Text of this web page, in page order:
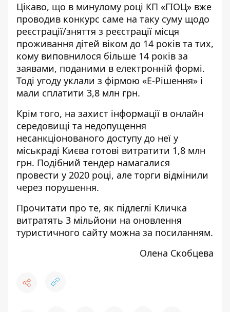
Цікаво, що в минулому році КП «ГІОЦ» вже
проводив конкурс саме на таку суму щодо
реєстрації/зняття з реєстрації місця
проживання дітей віком до 14 років та тих,
кому виповнилося більше 14 років за
заявами, поданими в електронній формі.
Тоді угоду уклали з фірмою «Е-Рішення» і
мали сплатити 3,8 млн грн.
Крім того, на захист інформації в онлайн
середовищі та недопущення
несанкціонованого доступу до неї у
міськраді Києва готові витратити 1,8 млн
грн. Подібний тендер намагалися
провести у 2020 році, але торги відмінили
через порушення.
Прочитати про те, як підлеглі Кличка
витратять 3 мільйони на оновлення
туристичного сайту можна за посиланням.
Олена Скобцева